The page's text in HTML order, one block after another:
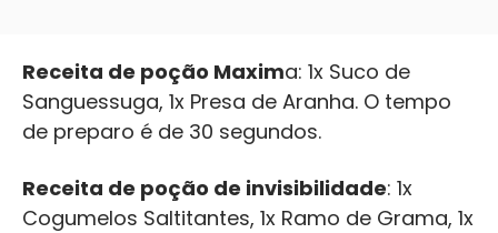
Receita de poção Maxima: 1x Suco de
Sanguessuga, 1x Presa de Aranha. O tempo
de preparo é de 30 segundos.
Receita de poção de invisibilidade: 1x
Cogumelos Saltitantes, 1x Ramo de Grama, 1x